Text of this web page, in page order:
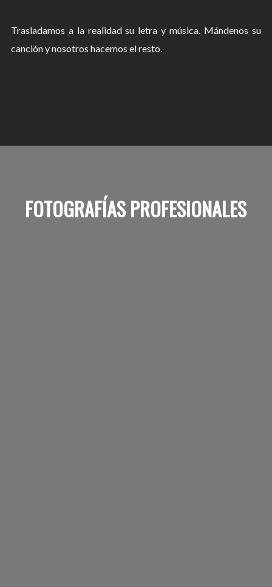
Trasladamos a la realidad su letra y música. Mándenos su
canción y nosotros hacemos el resto.
FOTOGRAFÍAS PROFESIONALES